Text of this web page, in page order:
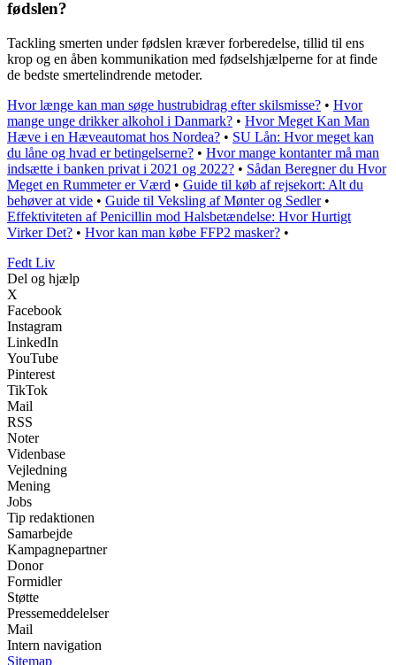
fødslen?
Tackling smerten under fødslen kræver forberedelse, tillid til ens
krop og en åben kommunikation med fødselshjælperne for at finde
de bedste smertelindrende metoder.
Hvor længe kan man søge hustrubidrag efter skilsmisse? • Hvor
mange unge drikker alkohol i Danmark? • Hvor Meget Kan Man
Hæve i en Hæveautomat hos Nordea? • SU Lån: Hvor meget kan
du låne og hvad er betingelserne? • Hvor mange kontanter må man
indsætte i banken privat i 2021 og 2022? • Sådan Beregner du Hvor
Meget en Rummeter er Værd • Guide til køb af rejsekort: Alt du
behøver at vide • Guide til Veksling af Mønter og Sedler•
Effektiviteten af Penicillin mod Halsbetændelse: Hvor Hurtigt
Virker Det? • Hvor kan man købe FFP2 masker? •
Fedt Liv
Del og hjælp
X
Facebook
Instagram
LinkedIn
YouTube
Pinterest
TikTok
Mail
RSS
Noter
Videnbase
Vejledning
Mening
Jobs
Tip redaktionen
Samarbejde
Kampagnepartner
Donor
Formidler
Støtte
Pressemeddelelser
Mail
Intern navigation
Sitemap